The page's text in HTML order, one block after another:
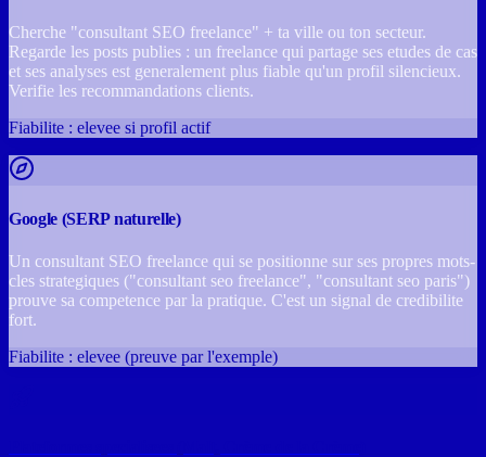
Cherche "consultant SEO freelance" + ta ville ou ton secteur.
Regarde les posts publies : un freelance qui partage ses etudes de cas
et ses analyses est generalement plus fiable qu'un profil silencieux.
Verifie les recommandations clients.
Fiabilite : elevee si profil actif
Google (SERP naturelle)
Un consultant SEO freelance qui se positionne sur ses propres mots-
cles strategiques ("consultant seo freelance", "consultant seo paris")
prouve sa competence par la pratique. C'est un signal de credibilite
fort.
Fiabilite : elevee (preuve par l'exemple)